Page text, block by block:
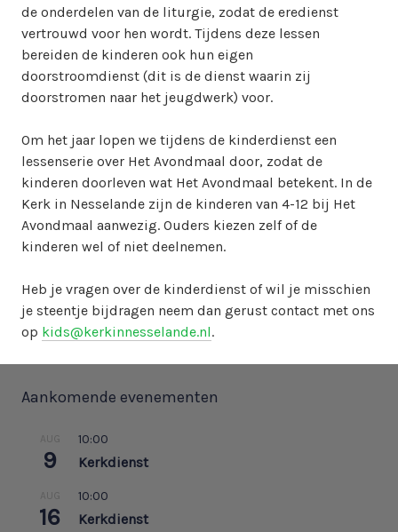
de onderdelen van de liturgie, zodat de eredienst
vertrouwd voor hen wordt. Tijdens deze lessen
bereiden de kinderen ook hun eigen
doorstroomdienst (dit is de dienst waarin zij
doorstromen naar het jeugdwerk) voor.
Om het jaar lopen we tijdens de kinderdienst een
lessenserie over Het Avondmaal door, zodat de
kinderen doorleven wat Het Avondmaal betekent. In de
Kerk in Nesselande zijn de kinderen van 4-12 bij Het
Avondmaal aanwezig. Ouders kiezen zelf of de
kinderen wel of niet deelnemen.
Heb je vragen over de kinderdienst of wil je misschien
je steentje bijdragen neem dan gerust contact met ons
op kids@kerkinnesselande.nl.
Aankomende evenementen
AUG
9
10:00
Kerkdienst
AUG
16
10:00
Kerkdienst